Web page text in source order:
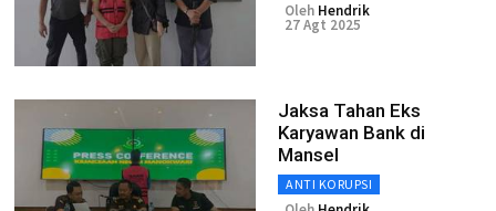
Oleh Hendrik
27 Agt 2025
Jaksa Tahan Eks
Karyawan Bank di
Mansel
ANTI KORUPSI